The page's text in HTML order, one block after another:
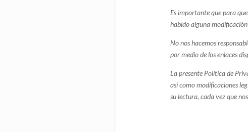
Es importante que para
habido alguna modificación
No nos hacemos
por medio de los enlaces
La presente Política de
así como modificaciones
su lectura, cada vez que